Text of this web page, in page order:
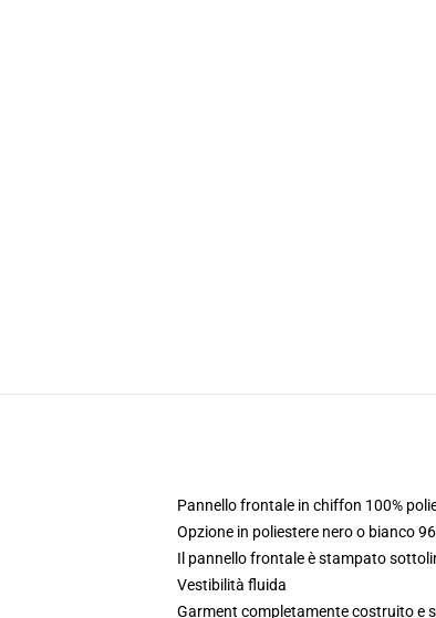
Pannello frontale in chiffon 100%
Opzione in poliestere nero o bianco
Il pannello frontale è stampato
Vestibilità fluida
Garment completamente costruito e